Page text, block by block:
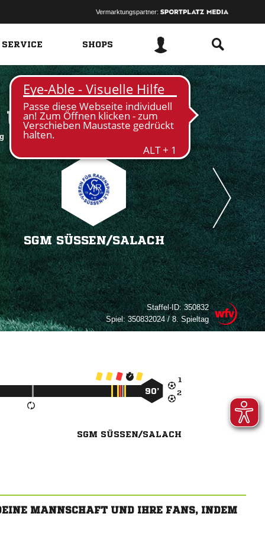
Vermarktungspartner:
SHOPS

SGM SÜSSEN/​SALACH
Staffel-ID:350832
Spiel:350832024 / 8. Spieltag


90’
SGM SÜSSEN/SALACH
MANNSCHAFT UND IHRE FANS, INDEM